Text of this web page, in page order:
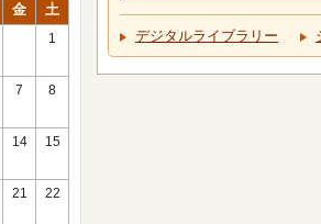
金 土
1
7 8
14 15
21 22
デジタルライブラリー